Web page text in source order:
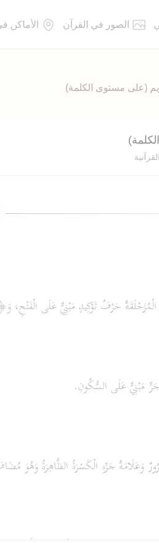
الصور في القرآن الأماكن
(على مستوى الكلمة)
الْمُزَحْلَقَةُ حَرْفُ تَوْكِيدٍ مَبْنِيٌّ عَلَى الْفَتْحِ،
مَبْنِيٌّ عَلَى السُّكُونِ.
وَعَلَامَةُ جَرِّهِ الْكَسْرَةُ الظَّاهِرَةُ وَهُوَ